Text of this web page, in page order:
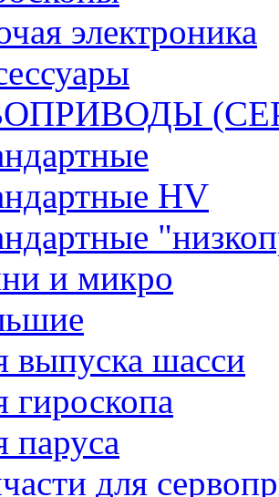
электроника
HV
и микро
выпуска шасси
гироскопа
паруса
для